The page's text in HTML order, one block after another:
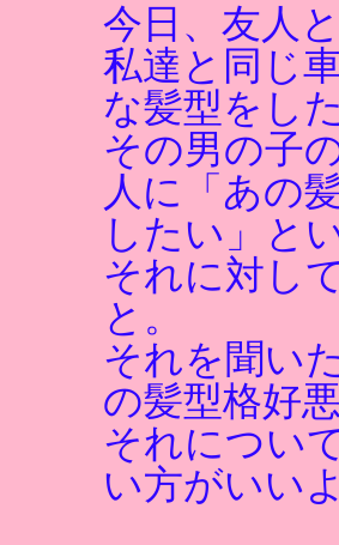
今日、友人
私達と同じ
な髪型をし
その男の子
人に「あの
したい」と
それに対し
と。
それを聞い
の髪型格好
それについ
い方がいい